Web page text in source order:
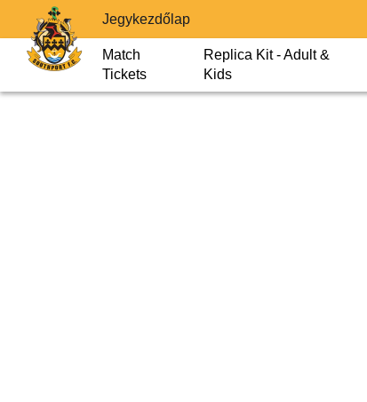
Jegykezdőlap
Match
Tickets
Replica Kit - Adult &
Kids